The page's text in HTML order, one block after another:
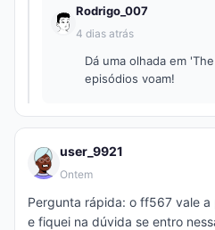
Rodrigo_007
4 dias atrás
Dá uma olhada em
episódios voam!
user_9921
Ontem
Pergunta rápida: o ff567 vale a
e fiquei na dúvida se entro